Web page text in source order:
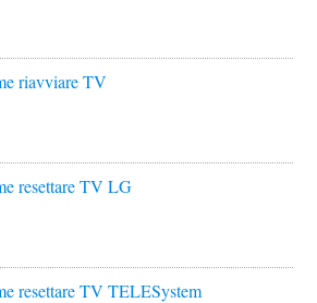
riavviare TV
resettare TV LG
resettare TV TELESystem